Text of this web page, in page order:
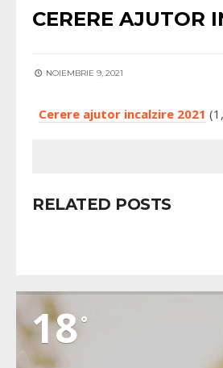
CERERE AJUTOR
NOIEMBRIE 9, 2021
Cerere ajutor incalzire 2021
RELATED POSTS
18°